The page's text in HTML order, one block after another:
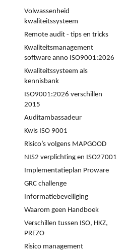
Volwassenheid
kwaliteitssysteem
Remote audit - tips en tricks
Kwaliteitsmanagement
software anno ISO9001:2026
Kwaliteitssysteem als
kennisbank
ISO9001:2026 verschillen
2015
Auditambassadeur
Kwis ISO 9001
Risico’s volgens MAPGOOD
NIS2 verplichting en ISO27001
Implementatieplan Proware
GRC challenge
Informatiebeveiliging
Waarom geen Handboek
Verschillen tussen ISO, HKZ,
PREZO
Risico management